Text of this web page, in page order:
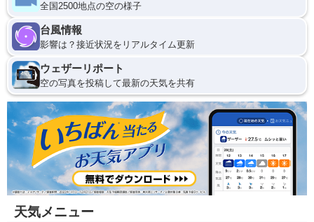
全国2500地点の空の様子
台風情報
影響は？接近状況をリアルタイム更新
ウェザーリポート
空の写真を投稿して最新の天気を共有
天気メニュー